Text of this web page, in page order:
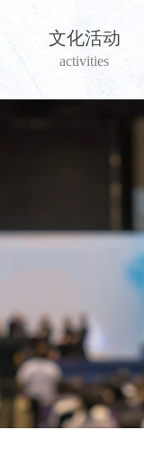
文化活动
activities